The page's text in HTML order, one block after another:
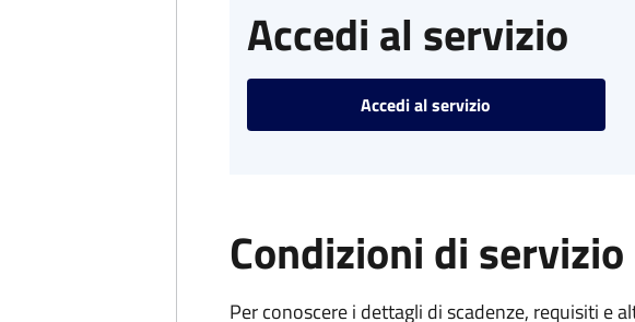
Accedi al servizio
Accedi al servizio
Condizioni di servizio
Per conoscere i dettagli di scadenze, requisiti e